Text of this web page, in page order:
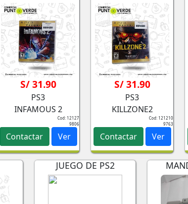
S/ 31.90
PS3
INFAMOUS 2
Cod: 12127
9806
Contactar Ver
S/ 31.90
PS3
KILLZONE2
Cod: 121210
9763
Contactar Ver
JUEGO DE PS2